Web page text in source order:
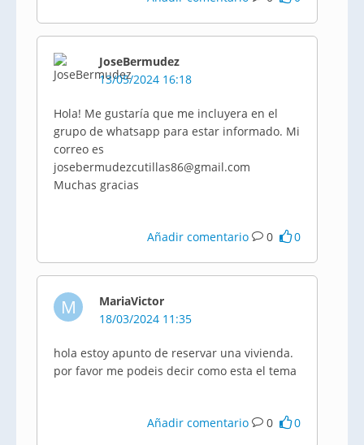
JoseBermudez
13/05/2024 16:18
Hola! Me gustaría que me incluyera en el
grupo de whatsapp para estar informado. Mi
correo es
josebermudezcutillas86@gmail.com
Muchas gracias
Añadir comentario 0 0
M
MariaVictor
18/03/2024 11:35
hola estoy apunto de reservar una vivienda.
por favor me podeis decir como esta el tema
Añadir comentario 0 0